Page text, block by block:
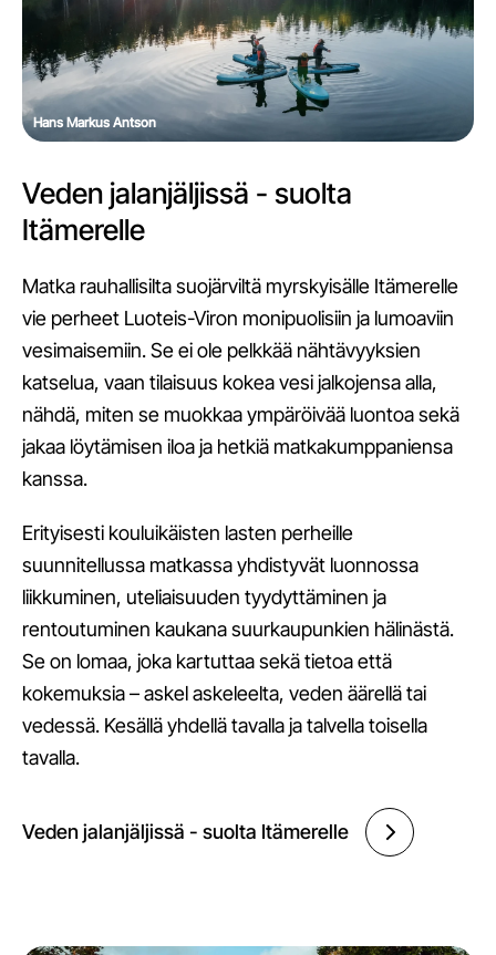
Hans Markus Antson
Veden jalanjäljissä - suolta
Itämerelle
Matka rauhallisilta suojärviltä myrskyisälle Itämerelle
vie perheet Luoteis-Viron monipuolisiin ja lumoaviin
vesimaisemiin. Se ei ole pelkkää nähtävyyksien
katselua, vaan tilaisuus kokea vesi jalkojensa alla,
nähdä, miten se muokkaa ympäröivää luontoa sekä
jakaa löytämisen iloa ja hetkiä matkakumppaniensa
kanssa.
Erityisesti kouluikäisten lasten perheille
suunnitellussa matkassa yhdistyvät luonnossa
liikkuminen, uteliaisuuden tyydyttäminen ja
rentoutuminen kaukana suurkaupunkien hälinästä.
Se on lomaa, joka kartuttaa sekä tietoa että
kokemuksia – askel askeleelta, veden äärellä tai
vedessä. Kesällä yhdellä tavalla ja talvella toisella
tavalla.
Veden jalanjäljissä - suolta Itämerelle